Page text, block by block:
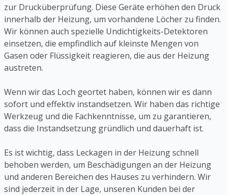
zur Drucküberprüfung. Diese Geräte erhöhen den Druck
innerhalb der Heizung, um vorhandene Löcher zu finden.
Wir können auch spezielle Undichtigkeits-Detektoren
einsetzen, die empfindlich auf kleinste Mengen von
Gasen oder Flüssigkeit reagieren, die aus der Heizung
austreten.
Wenn wir das Loch geortet haben, können wir es dann
sofort und effektiv instandsetzen. Wir haben das richtige
Werkzeug und die Fachkenntnisse, um zu garantieren,
dass die Instandsetzung gründlich und dauerhaft ist.
Es ist wichtig, dass Leckagen in der Heizung schnell
behoben werden, um Beschädigungen an der Heizung
und anderen Bereichen des Hauses zu verhindern. Wir
sind jederzeit in der Lage, unseren Kunden bei der